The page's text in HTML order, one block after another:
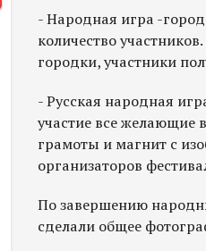
- Народная игра -
количество
городки, участники
- Русская народная
участие все желающие
грамоты и магнит с
организаторов
По завершению
сделали общее